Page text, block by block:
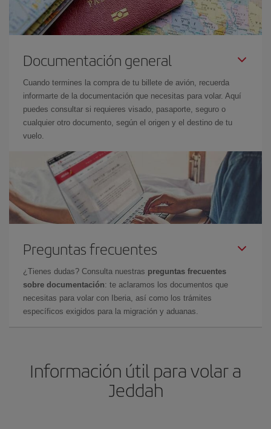
Documentación general
Cuando termines la compra de tu billete de avión, recuerda
informarte de la documentación que necesitas para volar. Aquí
puedes consultar si requieres visado, pasaporte, seguro o
cualquier otro documento, según el origen y el destino de tu
vuelo.
Preguntas frecuentes
¿Tienes dudas? Consulta nuestras preguntas frecuentes
sobre documentación: te aclaramos los documentos que
necesitas para volar con Iberia, así como los trámites
específicos exigidos para la migración y aduanas.
Información útil para volar a
Jeddah